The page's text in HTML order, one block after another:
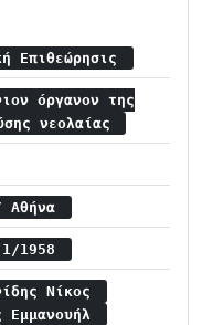
Επιθεώρησις
όργανον της
νεολαίας
Αθήνα
1958
Νίκος
Εμμανουήλ